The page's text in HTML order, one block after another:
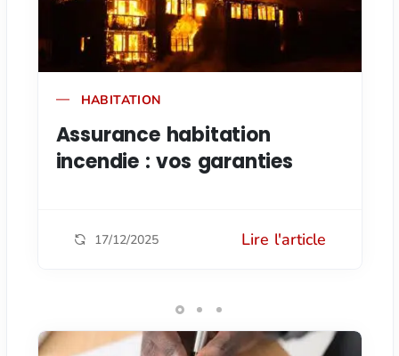
HABITATION
Assurance habitation
incendie : vos garanties
17/12/2025 Lire l'article